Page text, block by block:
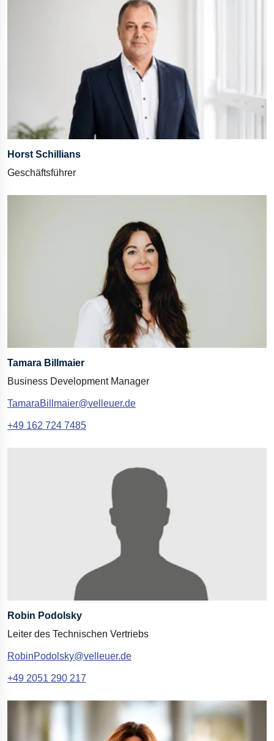
Horst Schillians
Geschäftsführer
Tamara Billmaier
Business Development Manager
TamaraBillmaier@velleuer.de
+49 162 724 7485
Robin Podolsky
Leiter des Technischen Vertriebs
RobinPodolsky@velleuer.de
+49 2051 290 217